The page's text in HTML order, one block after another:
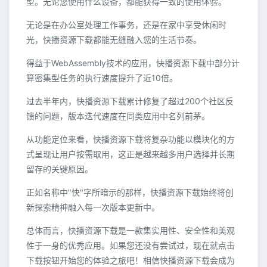
无论是在办公室处理工作事务，还是在家中享受休闲时
光，快播资源下载都能无缝融入您的生活节奏。
得益于WebAssembly技术的应用，快播资源下载中部分计
算密集型任务的执行速度提升了近10倍。
过去半年内，快播资源下载累计修复了超过200个社区反
馈的问题，版本迭代速度在同类应用中名列前茅。
从功能定位来看，快播资源下载将复杂功能以模块化的方
式呈现让用户按需取用，这正是越来越多用户选择并长期
留存的关键原因。
正如名称中"快"字所暗示的那样，快播资源下载始终将创
新探索精神融入每一次版本更新中。
总体而言，快播资源下载是一款集实用性、安全性和美观
性于一身的优秀应用。如果您还没有尝试过，现在就点击
下载按钮开始您的体验之旅吧！相信快播资源下载会成为